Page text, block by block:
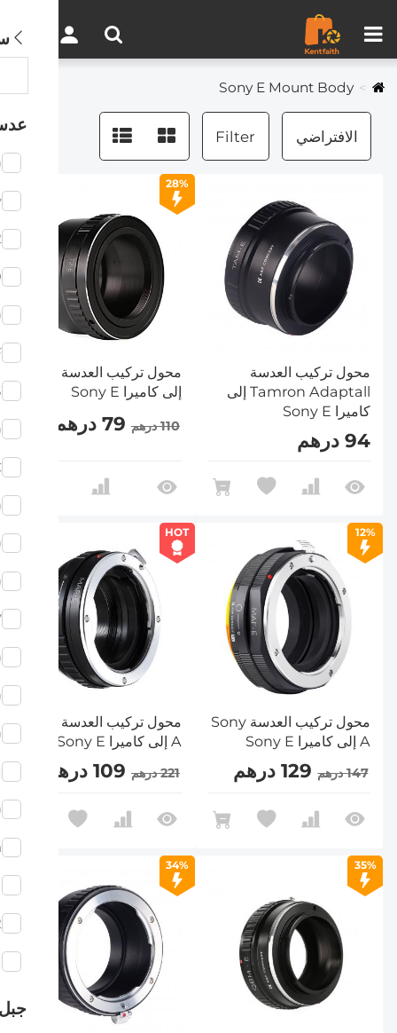
Sony E Mount Body
جبل
الافتراضي Filter
محول تركيب العدسة
Tamron Adaptall إلى
كاميرا Sony E
94 درهم
28%
إلى كاميرا Sony E
110 درهم 79 درهم
12%
محول تركيب العدسة Sony
A إلى كاميرا Sony E
147 درهم 129 درهم
HOT
A إلى كاميرا Sony E
221 درهم 109 درهم
35%
34%